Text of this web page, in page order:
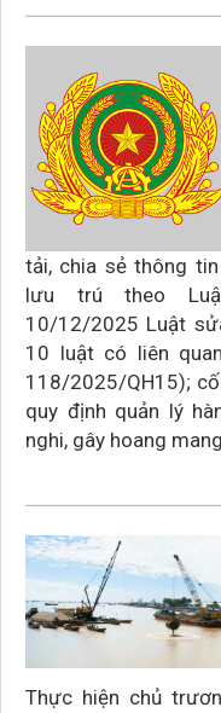
tải, chia sẻ thông
lưu trú theo
10/12/2025 Luật
10 luật có liên
118/2025/QH15);
quy định quản lý
nghi, gây hoang
Thực hiện chủ